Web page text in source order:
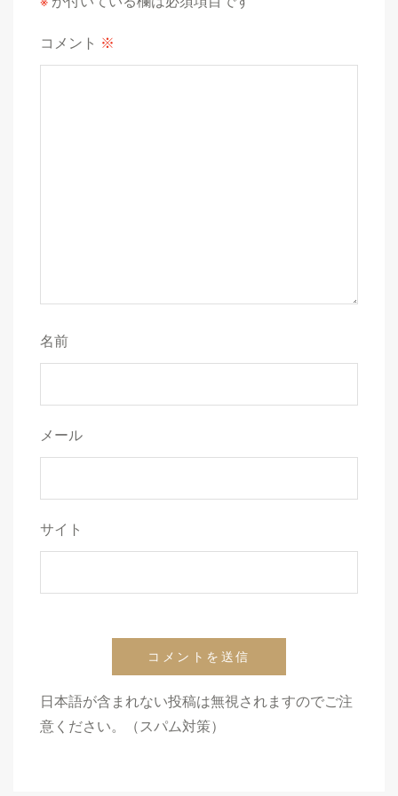
コメント ※
名前
メール
サイト
日本語が含まれない投稿は無視されますのでご注
意ください。（スパム対策）